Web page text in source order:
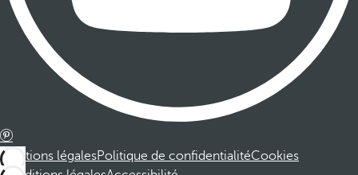
Mentions légalesPolitique de confidentialitéCookies